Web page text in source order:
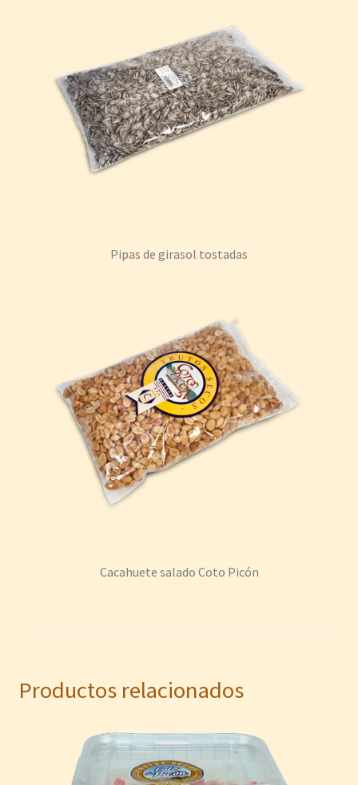
Pipas de girasol tostadas
Cacahuete salado Coto Picón
Productos relacionados